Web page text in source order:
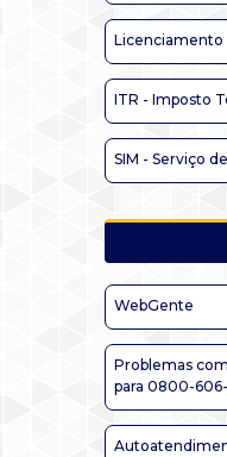
Licenciamento
ITR - Imposto
SIM - Serviço
WebGente
Problemas
para 0800-606-